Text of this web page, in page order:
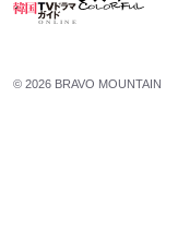
© 2026 BRAVO MOUNTAIN